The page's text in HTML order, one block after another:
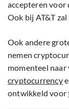
accepteren voor
Ook bij AT&T
Ook andere
nemen
momenteel naar
cryptocurrency
ontwikkeld voor